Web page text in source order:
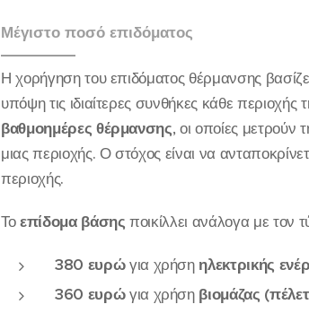
Μέγιστο ποσό επιδόματος
Η χορήγηση του επιδόματος θέρμανσης
υπόψη τις ιδιαίτερες συνθήκες κάθε
βαθμοημέρες θέρμανσης, οι οποίες μετρούν
μιας περιοχής. Ο στόχος είναι να
περιοχής.
Τοεπίδομα βάσης ποικίλλει ανάλογα με τον
380 ευρώγια χρήση ηλεκτρικής
360 ευρώγια χρήση βιομάζας